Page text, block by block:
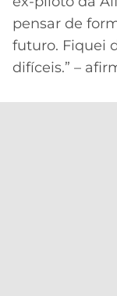
pensar de
futuro. Fiquei
difíceis.” –